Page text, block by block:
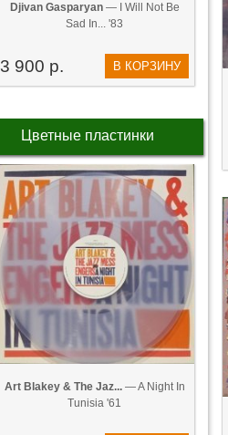
Djivan Gasparyan— I Will Not Be
Sad In... '83
3 900 р. В КОРЗИНУ
Цветные пластинки
Art Blakey & The Jaz...— A Night In
Tunisia '61